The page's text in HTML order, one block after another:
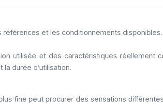
et les conditionnements disponibles.
utilisée et des caractéristiques réellement
durée d’utilisation.
fine peut procurer des sensations